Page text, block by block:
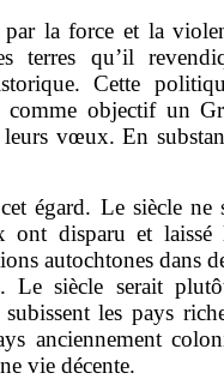
la force et la
terres qu’il
Cette
comme objectif un
vœux. En
égard. Le siècle
ont disparu et
autochtones dans
Le siècle serait
les pays
anciennement
vie décente.